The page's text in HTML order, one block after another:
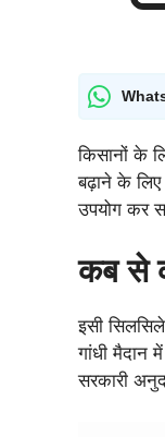
किसानों के
बढ़ाने के
उपयोग कर
कब से
इसी
गांधी मैदान
सरकारी